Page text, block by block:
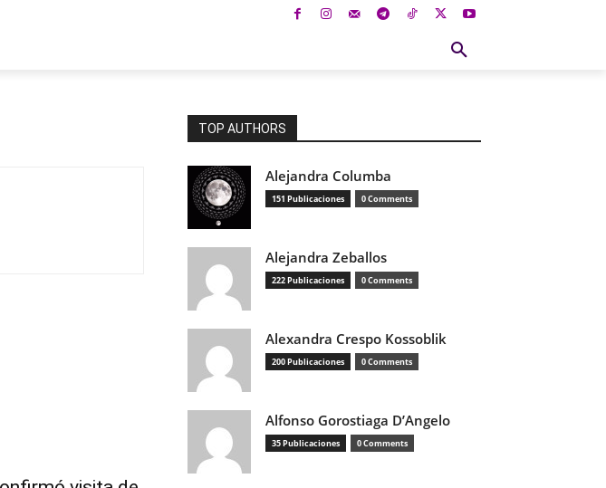
TOP AUTHORS
Alejandra Columba
151 Publicaciones 0 Comments
Alejandra Zeballos
222 Publicaciones 0 Comments
Alexandra Crespo Kossoblik
200 Publicaciones 0 Comments
Alfonso Gorostiaga D’Angelo
35 Publicaciones 0 Comments